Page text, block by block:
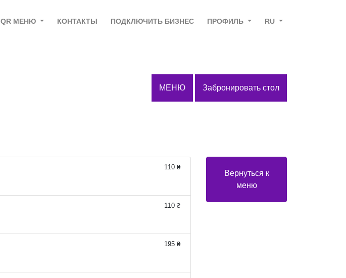
QR МЕНЮ КОНТАКТЫ ПОДКЛЮЧИТЬ БИЗНЕС ПРОФИЛЬ RU
МЕНЮ Забронировать стол
110 ₴
110 ₴
195 ₴
Вернуться к
меню